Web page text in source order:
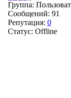
Группа:
Сообщений: 91
Репутация: 0
Статус: Offline